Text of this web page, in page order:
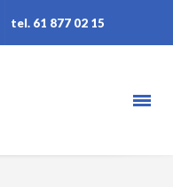
tel. 61 877 02 15